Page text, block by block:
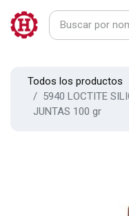
Todos los productos
5940 LOCTITE
JUNTAS 100 gr